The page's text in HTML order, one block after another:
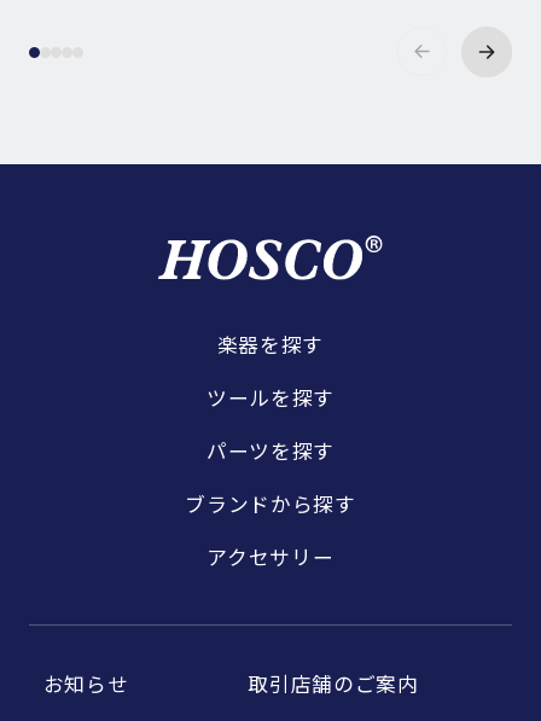
楽器を探す
ツールを探す
パーツを探す
ブランドから探す
アクセサリー
お知らせ
取引店舗のご案内